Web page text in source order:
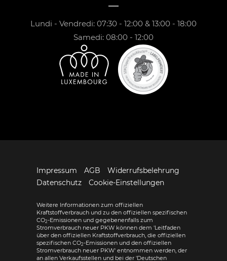
Lundi - Vendredi: 07:30 - 12:00 & 13:00 - 18:00
Samedi: 08:00 - 12:00
Impressum AGB
Widerrufsbelehrung
Datenschutz
Cookie-Einstellungen
Weitere Informationen zum offiziellen
Kraftstoffverbrauch und zu den offiziellen spezifischen
CO2-Emissionen und gegebenenfalls zum
Stromverbrauch neuer PKW können dem 'Leitfaden
über den offiziellen Kraftstoffverbrauch, die offiziellen
spezifischen CO2-Emissionen und den offiziellen
Stromverbrauch neuer PKW' entnommen werden, der
an allen Verkaufsstellen und bei der 'Deutschen